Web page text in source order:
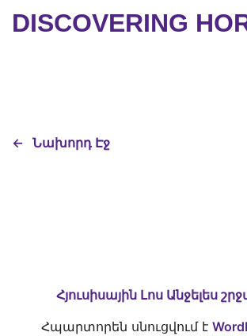
DISCOVERING
← Նախորդ Էջ
Հյուսիսային Լոս Անջելես
Հպարտորեն սնուցվում է